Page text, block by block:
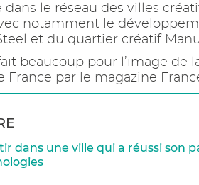
dans le réseau des villes
notamment le
et du quartier créatif
beaucoup pour l’image de
France par le magazine
dans une ville qui a réussi son